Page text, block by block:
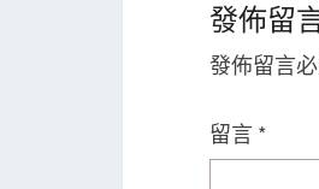
發佈留
發佈留言
留言 *